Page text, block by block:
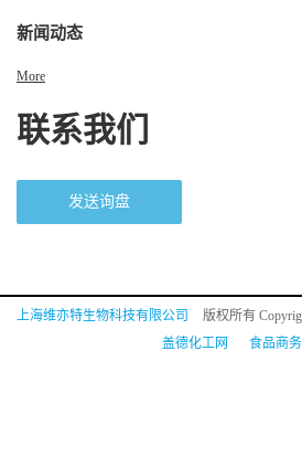
新闻动态
More
联系我们
发送询盘
上海维亦特生物科技有限公司 版权所有
盖德化工网
食品商